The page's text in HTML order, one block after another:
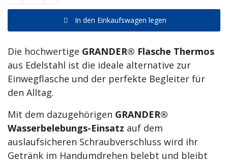
In den Einkaufswagen legen
Die hochwertige GRANDER® Flasche Thermos
aus Edelstahl ist die ideale alternative zur
Einwegflasche und der perfekte Begleiter für
den Alltag.
Mit dem dazugehörigen GRANDER®
Wasserbelebungs-Einsatz auf dem
auslaufsicheren Schraubverschluss wird ihr
Getränk im Handumdrehen belebt und bleibt